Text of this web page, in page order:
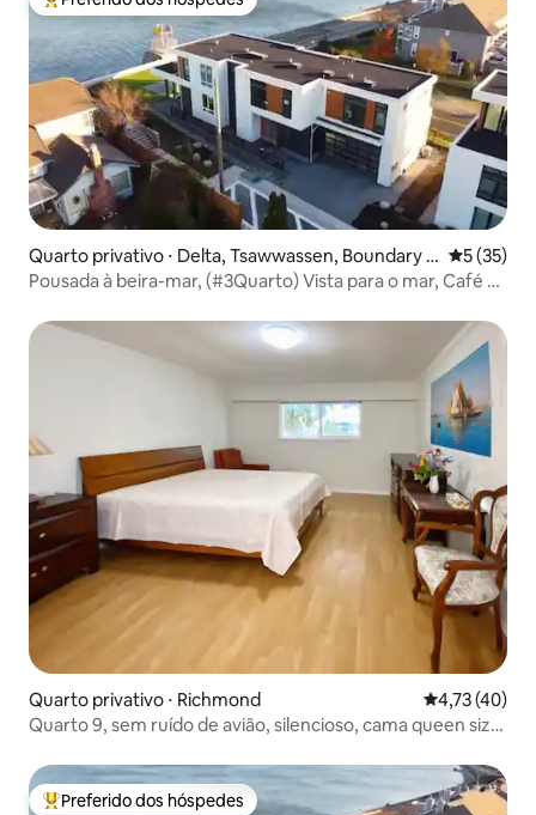
Entre os melhores preferidos dos hóspedes
Quarto privativo ⋅ Delta, Tsawwassen, Boundary B
ay
5 de uma
5 (35)
Pousada à beira-mar, (#3Quarto) Vista para o mar, Café da
Quarto privativo ⋅ Richmond 4,73 de uma
4,73 (40)
Quarto 9, sem ruído de avião, silencioso, cama queen size,
confortável, para 1 a 2 pessoas
Entre os melhores preferidos dos hóspedes
Preferido dos hóspedes